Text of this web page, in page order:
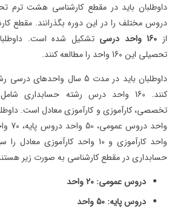
داوطلبان باید در مقطع کارشناسی هشت ترم
دروس مختلف را در این دوره بگذرانند. مقطع
از 160 واحد درسی
تشکیل شده است.
تحصیلی این 160 واحد را مطالعه کنند.
داوطلبان باید در مدت 5 سال
کنند. 160 واحد درس رشته حسابداری
واحد کارآموزی و 10 واحد
حسابداری در مقطع کارشناسی به صورت زیر
دروس عمومی: 20 واحد
دروس پایه: 50 واحد